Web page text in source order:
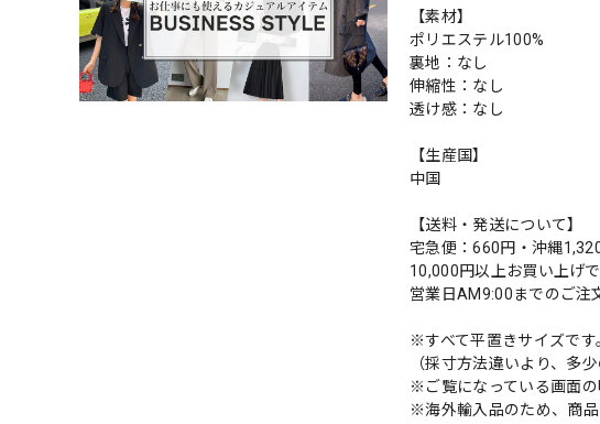
【素材】
ポリエステル100%
裏地：なし
伸縮性：なし
透け感：なし
【生産国】
中国
【送料・発送について】
宅急便：660円・沖縄
10,000円以上お買い上げ
営業日AM9:00までのご注
※すべて平置きサイズです
（採寸方法違いより、多
※ご覧になっている画面の
※海外輸入品のため、商